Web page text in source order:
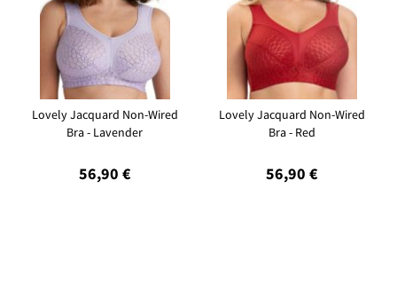
Lovely Jacquard Non-Wired
Bra - Lavender
56,90 €
Lovely Jacquard Non-Wired
Bra - Red
56,90 €